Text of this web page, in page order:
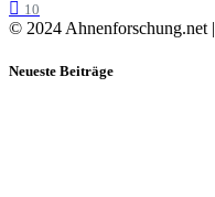
10
© 2024 Ahnenforschung.net |
Neueste Beiträge